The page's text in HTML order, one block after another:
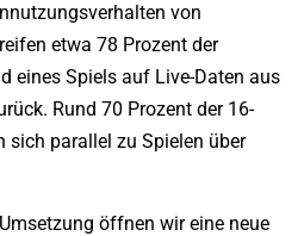
von
etwa 78 Prozent der
eines Spiels auf Live-Daten aus
Rund 70 Prozent der 16-
sich parallel zu Spielen über
öffnen wir eine neue